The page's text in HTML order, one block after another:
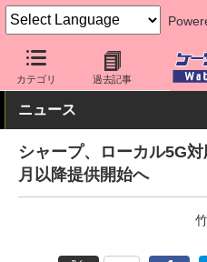
カテゴリ 過去記事
ケータイ Watch 周辺機器/アクセ
ニュース
シャープ、ローカル5G
月以降提供開始へ